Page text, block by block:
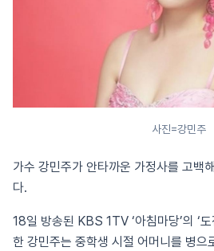
사진=강민주
가수 강민주가 안타까운 가정사를 고백
다.
18일 방송된 KBS 1TV ‘아침마당’의 ‘
한 강민주는 중학생 시절 어머니를 병으